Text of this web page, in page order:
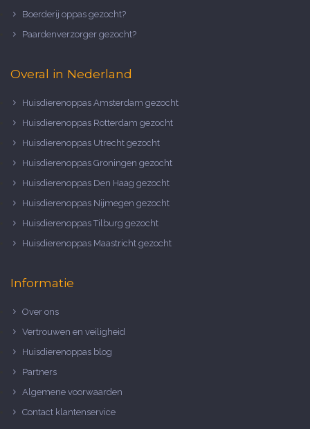
Boerderij oppas gezocht?
Paardenverzorger gezocht?
Overal in Nederland
Huisdierenoppas Amsterdam gezocht
Huisdierenoppas Rotterdam gezocht
Huisdierenoppas Utrecht gezocht
Huisdierenoppas Groningen gezocht
Huisdierenoppas Den Haag gezocht
Huisdierenoppas Nijmegen gezocht
Huisdierenoppas Tilburg gezocht
Huisdierenoppas Maastricht gezocht
Informatie
Over ons
Vertrouwen en veiligheid
Huisdierenoppas blog
Partners
Algemene voorwaarden
Contact klantenservice